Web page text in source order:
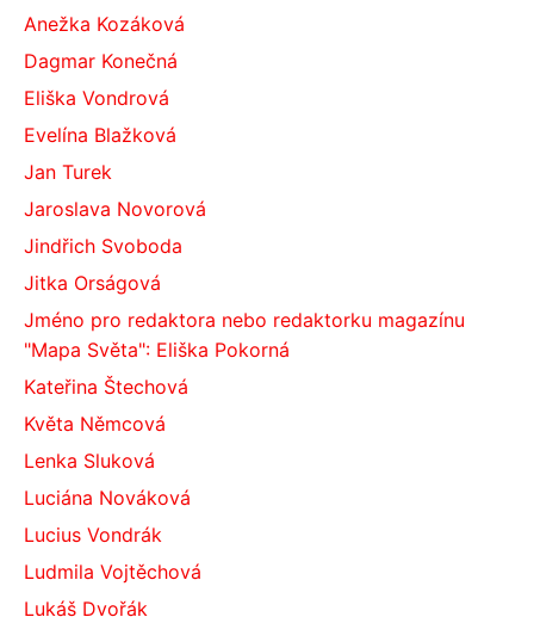
Anežka Kozáková
Dagmar Konečná
Eliška Vondrová
Evelína Blažková
Jan Turek
Jaroslava Novorová
Jindřich Svoboda
Jitka Orságová
Jméno pro redaktora nebo redaktorku magazínu
"Mapa Světa": Eliška Pokorná
Kateřina Štechová
Květa Němcová
Lenka Sluková
Luciána Nováková
Lucius Vondrák
Ludmila Vojtěchová
Lukáš Dvořák